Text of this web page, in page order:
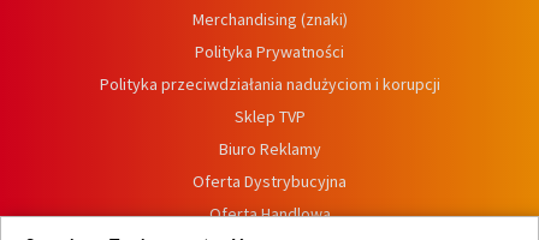
Merchandising (znaki)
Polityka Prywatności
Polityka przeciwdziałania nadużyciom i korupcji
Sklep TVP
Biuro Reklamy
Oferta Dystrybucyjna
Oferta Handlowa